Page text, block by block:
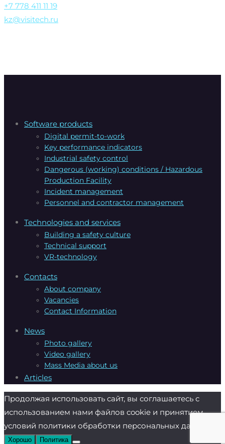
+7 778 411 11 19
kz@visitech.ru
Software products
Digital permit-to-work
Key performance indicators
Industrial safety control
Dangerous (working) conditions / Hazardous
Production Facility
Incident management
Personnel and contractor management
Technologies and services
Building a safety culture
Technical support
VR-technology
Contacts
About company
Vacanсies
Contact Information
News
Photo gallery
Video gallery
Mass Media about us
Articles
Продолжая использовать сайт, вы соглашаетесь с
использованием нами файлов cookie и принятием
условий политики обработки персональных данных.
Хорошо Политика